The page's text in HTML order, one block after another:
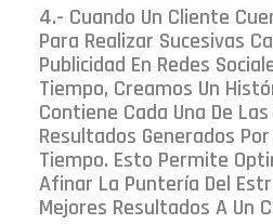
4.- Cuando Un Cliente
Para Realizar Sucesivas
Publicidad En Redes
Tiempo, Creamos Un
Contiene Cada Una De
Resultados Generados
Tiempo. Esto Permite
Afinar La Puntería Del
Mejores Resultados A Un